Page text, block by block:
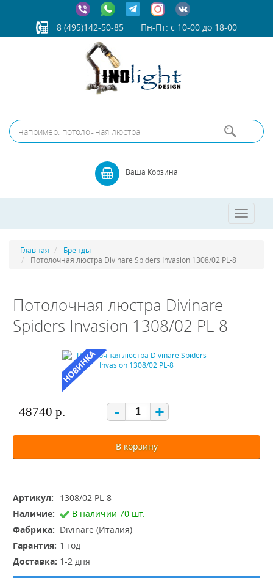
8 (495)142-50-85 Пн-Пт: с 10-00 до 18-00
Ваша Корзина
Toggle
Главная
Бренды
Потолочная люстра Divinare Spiders Invasion 1308/02 PL-8
Потолочная люстра Divinare
Spiders Invasion 1308/02 PL-8
48740 р. - +
В корзину
Артикул:
1308/02 PL-8
Наличие:
В наличии 70 шт.
Фабрика: Divinare (Италия)
Гарантия: 1 год
Доставка: 1-2 дня